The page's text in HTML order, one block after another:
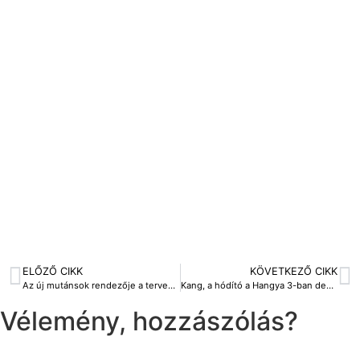
ELŐZŐ CIKK
Az új mutánsok rendezője a tervezett trilógiáról beszélt: Az Infernó adaptációjával fejeződött volna be
KÖVETKEZŐ CIKK
Kang, a hódító a Hangya 3-ban debütálhat, és meg is van, hogy ki játssza!
Vélemény, hozzászólás?